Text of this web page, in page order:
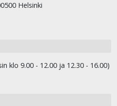
Helsinki
klo 9.00 - 12.00 ja 12.30 - 16.00)